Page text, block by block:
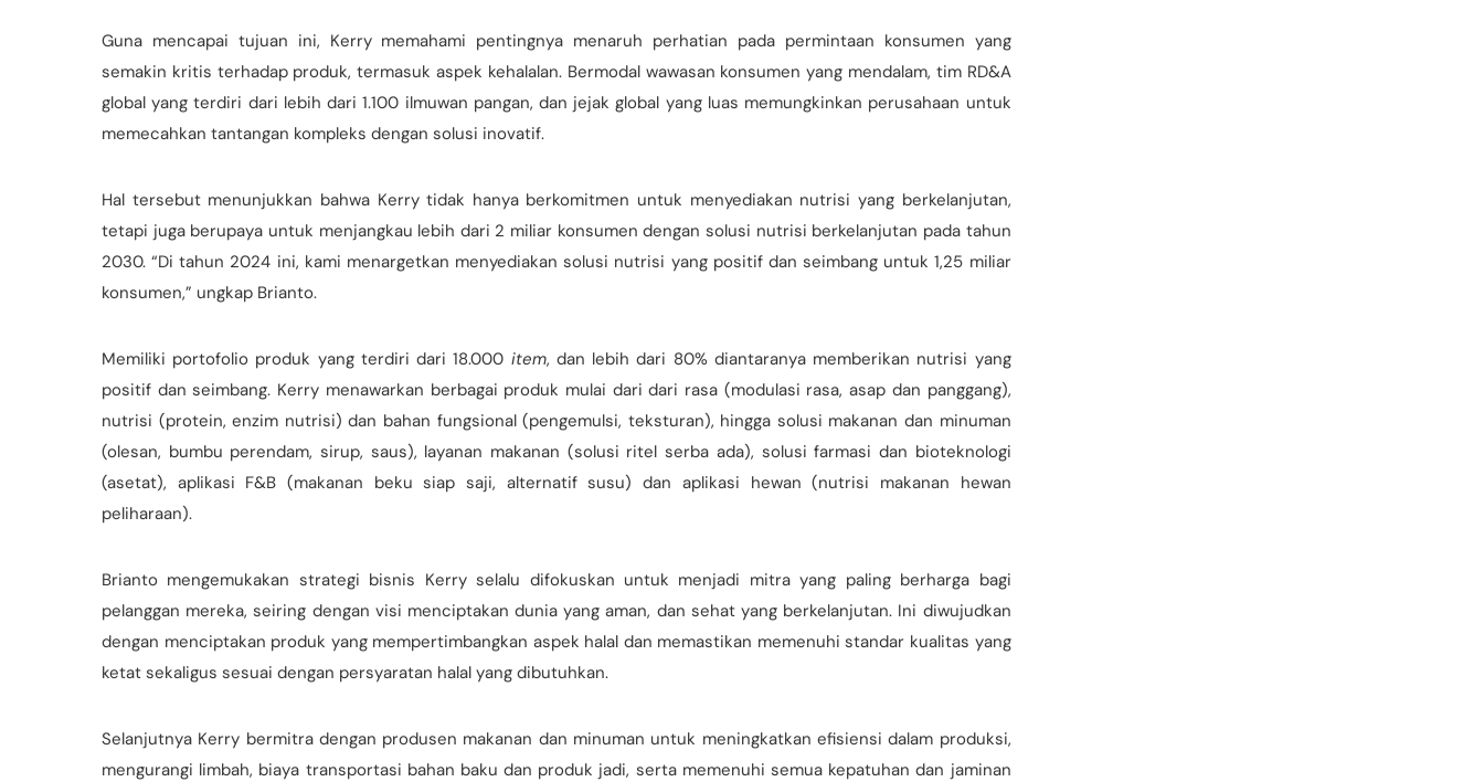
Guna mencapai tujuan ini, Kerry memahami pentingnya menaruh perhatian pada permintaan konsumen yang
semakin kritis terhadap produk, termasuk aspek kehalalan. Bermodal wawasan konsumen yang mendalam, tim RD&A
global yang terdiri dari lebih dari 1.100 ilmuwan pangan, dan jejak global yang luas memungkinkan perusahaan untuk
memecahkan tantangan kompleks dengan solusi inovatif.
Hal tersebut menunjukkan bahwa Kerry tidak hanya berkomitmen untuk menyediakan nutrisi yang berkelanjutan,
tetapi juga berupaya untuk menjangkau lebih dari 2 miliar konsumen dengan solusi nutrisi berkelanjutan pada tahun
2030. “Di tahun 2024 ini, kami menargetkan menyediakan solusi nutrisi yang positif dan seimbang untuk 1,25 miliar
konsumen,” ungkap Brianto.
Memiliki portofolio produk yang terdiri dari 18.000 item, dan lebih dari 80% diantaranya memberikan nutrisi yang
positif dan seimbang. Kerry menawarkan berbagai produk mulai dari dari rasa (modulasi rasa, asap dan panggang),
nutrisi (protein, enzim nutrisi) dan bahan fungsional (pengemulsi, teksturan), hingga solusi makanan dan minuman
(olesan, bumbu perendam, sirup, saus), layanan makanan (solusi ritel serba ada), solusi farmasi dan bioteknologi
(asetat), aplikasi F&B (makanan beku siap saji, alternatif susu) dan aplikasi hewan (nutrisi makanan hewan
peliharaan).
Brianto mengemukakan strategi bisnis Kerry selalu difokuskan untuk menjadi mitra yang paling berharga bagi
pelanggan mereka, seiring dengan visi menciptakan dunia yang aman, dan sehat yang berkelanjutan. Ini diwujudkan
dengan menciptakan produk yang mempertimbangkan aspek halal dan memastikan memenuhi standar kualitas yang
ketat sekaligus sesuai dengan persyaratan halal yang dibutuhkan.
Selanjutnya Kerry bermitra dengan produsen makanan dan minuman untuk meningkatkan efisiensi dalam produksi,
mengurangi limbah, biaya transportasi bahan baku dan produk jadi, serta memenuhi semua kepatuhan dan jaminan